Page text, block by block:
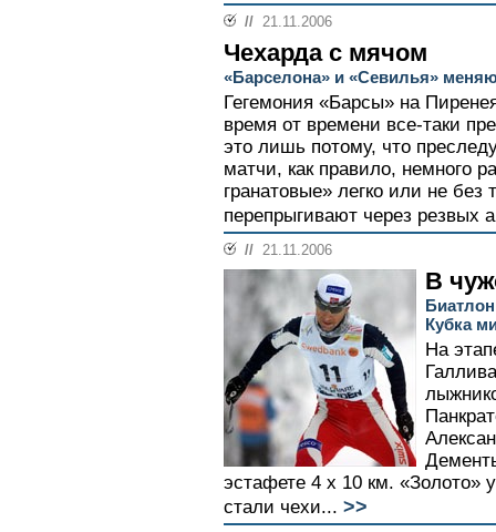
// 21.11.2006
Чехарда с мячом
«Барселона» и «Севилья»
Гегемония «Барсы» на
время от времени все-таки
это лишь потому, что
матчи, как правило, немного
гранатовые» легко или не без
перепрыгивают через резвых
// 21.11.2006
В
Кубка
На
эстафете 4 х 10 км. «Золото»
стали чехи... >>